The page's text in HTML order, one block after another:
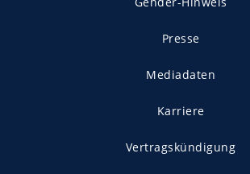
Presse
Mediadaten
Karriere
Vertragskündigung